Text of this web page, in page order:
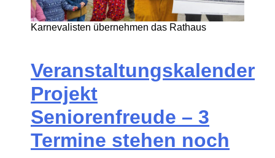
Karnevalisten übernehmen das Rathaus
Veranstaltungskalender
Projekt
Seniorenfreude – 3
Termine stehen noch